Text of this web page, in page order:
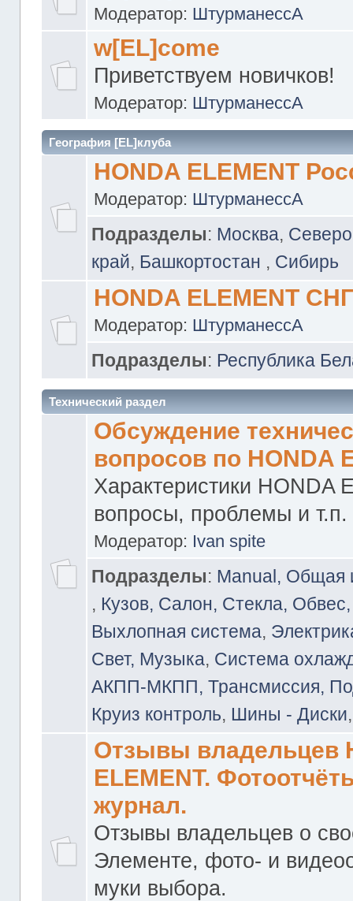
Модератор: ШтурманессА
w[EL]come
Приветствуем новичков!
Модератор: ШтурманессА
География [EL]клуба
HONDA ELEMENT
Модератор: ШтурманессА
Подразделы: Москва,
край, Башкортостан , Сибирь
HONDA ELEMENT
Модератор: ШтурманессА
Подразделы: Республика
Технический раздел
Обсуждение
вопросов по HONDA
Характеристики HONDA
вопросы, проблемы и т.п.
Модератор: Ivan spite
Подразделы: Manual,
, Кузов, Салон, Стекла,
Выхлопная система,
Свет, Музыка, Система
АКПП-МКПП, Трансмиссия,
Круиз контроль, Шины - Диски
Отзывы владельцев
ELEMENT.
журнал.
Отзывы владельцев о
Элементе, фото- и
муки выбора.